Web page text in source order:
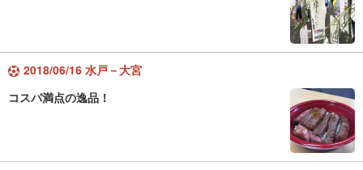
2018/06/16 水戸－大宮
コスパ満点の逸品！